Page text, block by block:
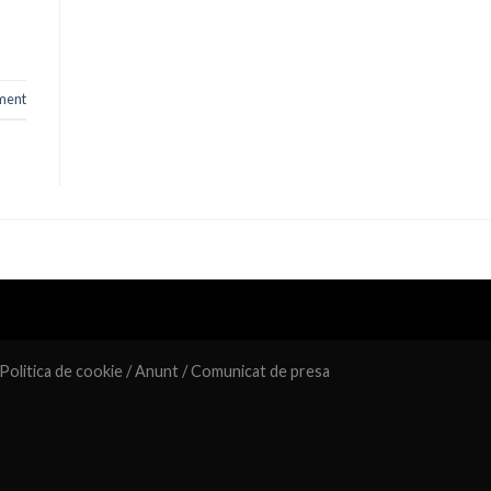
Politica de cookie /Anunt /Comunicat de presa